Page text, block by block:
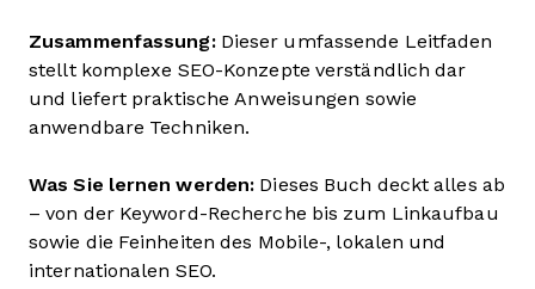
Zusammenfassung:Dieser umfassende Leitfaden
stellt komplexe SEO-Konzepte verständlich dar
und liefert praktische Anweisungen sowie
anwendbare Techniken.
Was Sie lernen werden: Dieses Buch deckt alles ab
– von der Keyword-Recherche bis zum Linkaufbau
sowie die Feinheiten des Mobile-, lokalen und
internationalen SEO.